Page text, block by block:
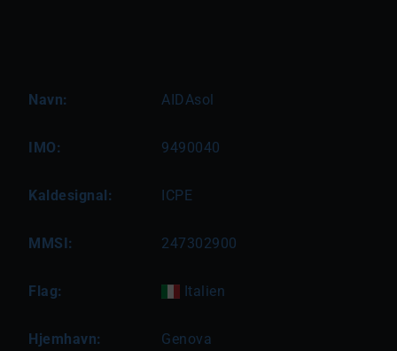
Navn: AIDAsol
IMO: 9490040
Kaldesignal: ICPE
MMSI: 247302900
Flag: Italien
Hjemhavn: Genova